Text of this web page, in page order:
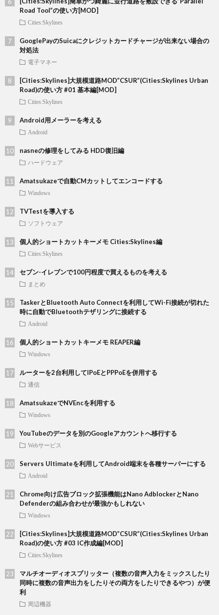
Road Tool”の使い方[MOD]
Cities:Skylines
GooglePayのSuicaにクレジットカードチャージが出来ない場合の
対処法
電子マネー
[Cities:Skylines]大規模道路MOD”CSUR”(Cities:Skylines Urban
Road)の使い方 #01 基本編[MOD]
Cities:Skylines
Android用メーラーを考える
Android
nasneの修理をしてみる HDD復旧編
ハードウェア
Amatsukazeで自動CMカットしてエンコードする
Windows
TVTestを導入する
ソフトウェア
個人的ショートカットキーメモ Cities:Skylines編
Cities:Skylines
セブン-イレブンで100円程度で買えるものを考える
まとめ
TaskerとBluetooth Auto Connectを利用してWi-Fi接続が切れた
時に自動でBluetoothテザリングに接続する
Android
個人的ショートカットキーメモ REAPER編
Windows
ルーターを2台利用してIPoEとPPPoEを併用する
通信
AmatsukazeでNVEncを利用する
Windows
YouTubeのデータを別のGoogleアカウントへ移行する
Webサービス
Servers Ultimateを利用してAndroid端末を各種サーバーにする
Android
Chrome向け広告ブロック拡張機能はNano AdblockerとNano
Defenderの組み合わせが最強かもしれない
Windows
[Cities:Skylines]大規模道路MOD”CSUR”(Cities:Skylines Urban
Road)の使い方 #03 IC作成編[MOD]
Cities:Skylines
マルチオーディオスプリッター（複数の音声入力をミックスしたり
同時に複数の音声出力をしたりその両方をしたりできるやつ）が便
利
周辺機器